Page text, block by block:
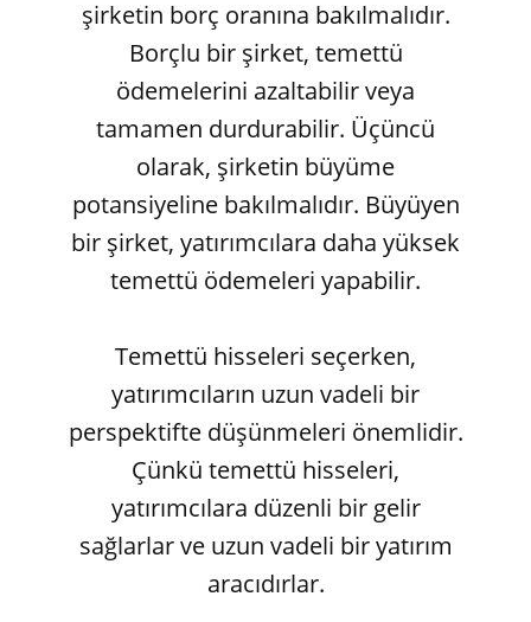
şirketin borç oranına bakılmalıdır.
Borçlu bir şirket, temettü
ödemelerini azaltabilir veya
tamamen durdurabilir. Üçüncü
olarak, şirketin büyüme
potansiyeline bakılmalıdır. Büyüyen
bir şirket, yatırımcılara daha yüksek
temettü ödemeleri yapabilir.
Temettü hisseleri seçerken,
yatırımcıların uzun vadeli bir
perspektifte düşünmeleri önemlidir.
Çünkü temettü hisseleri,
yatırımcılara düzenli bir gelir
sağlarlar ve uzun vadeli bir yatırım
aracıdırlar.